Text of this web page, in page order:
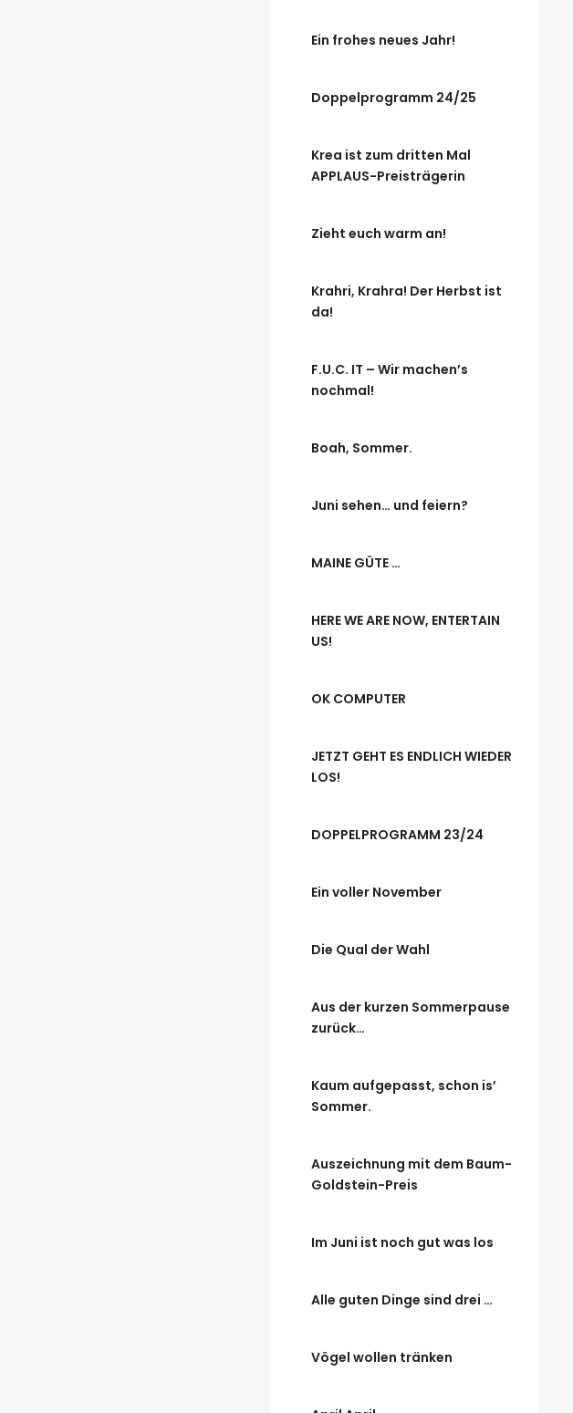
Ein frohes neues Jahr!
Doppelprogramm 24/25
Krea ist zum dritten Mal
APPLAUS-Preisträgerin
Zieht euch warm an!
Krahri, Krahra! Der Herbst ist
da!
F.U.C. IT – Wir machen’s
nochmal!
Boah, Sommer.
Juni sehen… und feiern?
MAINE GÜTE …
HERE WE ARE NOW, ENTERTAIN
US!
OK COMPUTER
JETZT GEHT ES ENDLICH WIEDER
LOS!
DOPPELPROGRAMM 23/24
Ein voller November
Die Qual der Wahl
Aus der kurzen Sommerpause
zurück…
Kaum aufgepasst, schon is’
Sommer.
Auszeichnung mit dem Baum-
Goldstein-Preis
Im Juni ist noch gut was los
Alle guten Dinge sind drei …
Vögel wollen tränken